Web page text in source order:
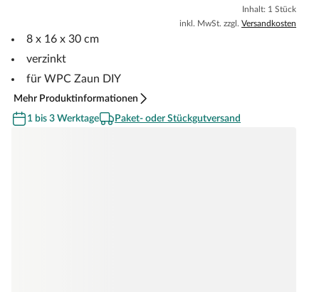
Inhalt: 1 Stück
inkl. MwSt. zzgl. Versandkosten
8 x 16 x 30 cm
verzinkt
für WPC Zaun DIY
Mehr Produktinformationen
1 bis 3 Werktage
Paket- oder Stückgutversand